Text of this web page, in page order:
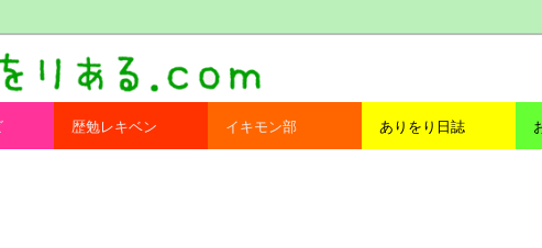
.com歴勉レキベン イキモン部 ありをり日誌